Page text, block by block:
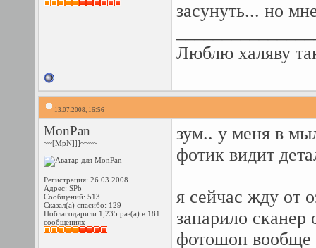
засунуть... но
Люблю халяву
13.07.2008, 16:56
MonPan
~~[MpN]]]~~~~
Регистрация: 26.03.2008
Адрес: SPb
Сообщений: 513
Сказал(а) спасибо: 129
Поблагодарили 1,235 раз(а) в 181
сообщениях
зум.. у меня в
фотик видит
я сейчас жду от
запарило сканер
фотошоп вообще